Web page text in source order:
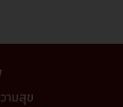
ามสุข